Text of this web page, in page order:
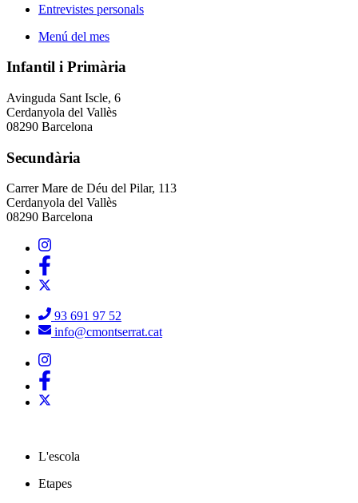
Entrevistes personals
Menú del mes
Infantil i Primària
Avinguda Sant Iscle, 6
Cerdanyola del Vallès
08290 Barcelona
Secundària
Carrer Mare de Déu del Pilar, 113
Cerdanyola del Vallès
08290 Barcelona
93 691 97 52
info@cmontserrat.cat
L'escola
Etapes